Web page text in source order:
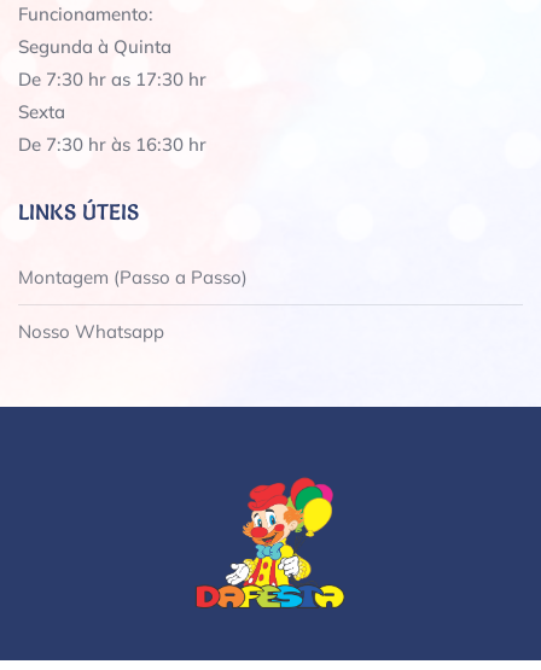
Funcionamento:
Segunda à Quinta
De 7:30 hr as 17:30 hr
Sexta
De 7:30 hr às 16:30 hr
LINKS ÚTEIS
Montagem (Passo a Passo)
Nosso Whatsapp